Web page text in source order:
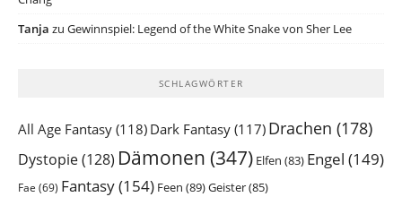
Tanja zu Gewinnspiel: Legend of the White Snake von Sher Lee
SCHLAGWÖRTER
All Age Fantasy (118) Dark Fantasy (117) Drachen (178)
Dystopie(128) Dämonen (347) Elfen (83) Engel (149)
Fae (69) Fantasy(154) Feen (89)Geister(85)